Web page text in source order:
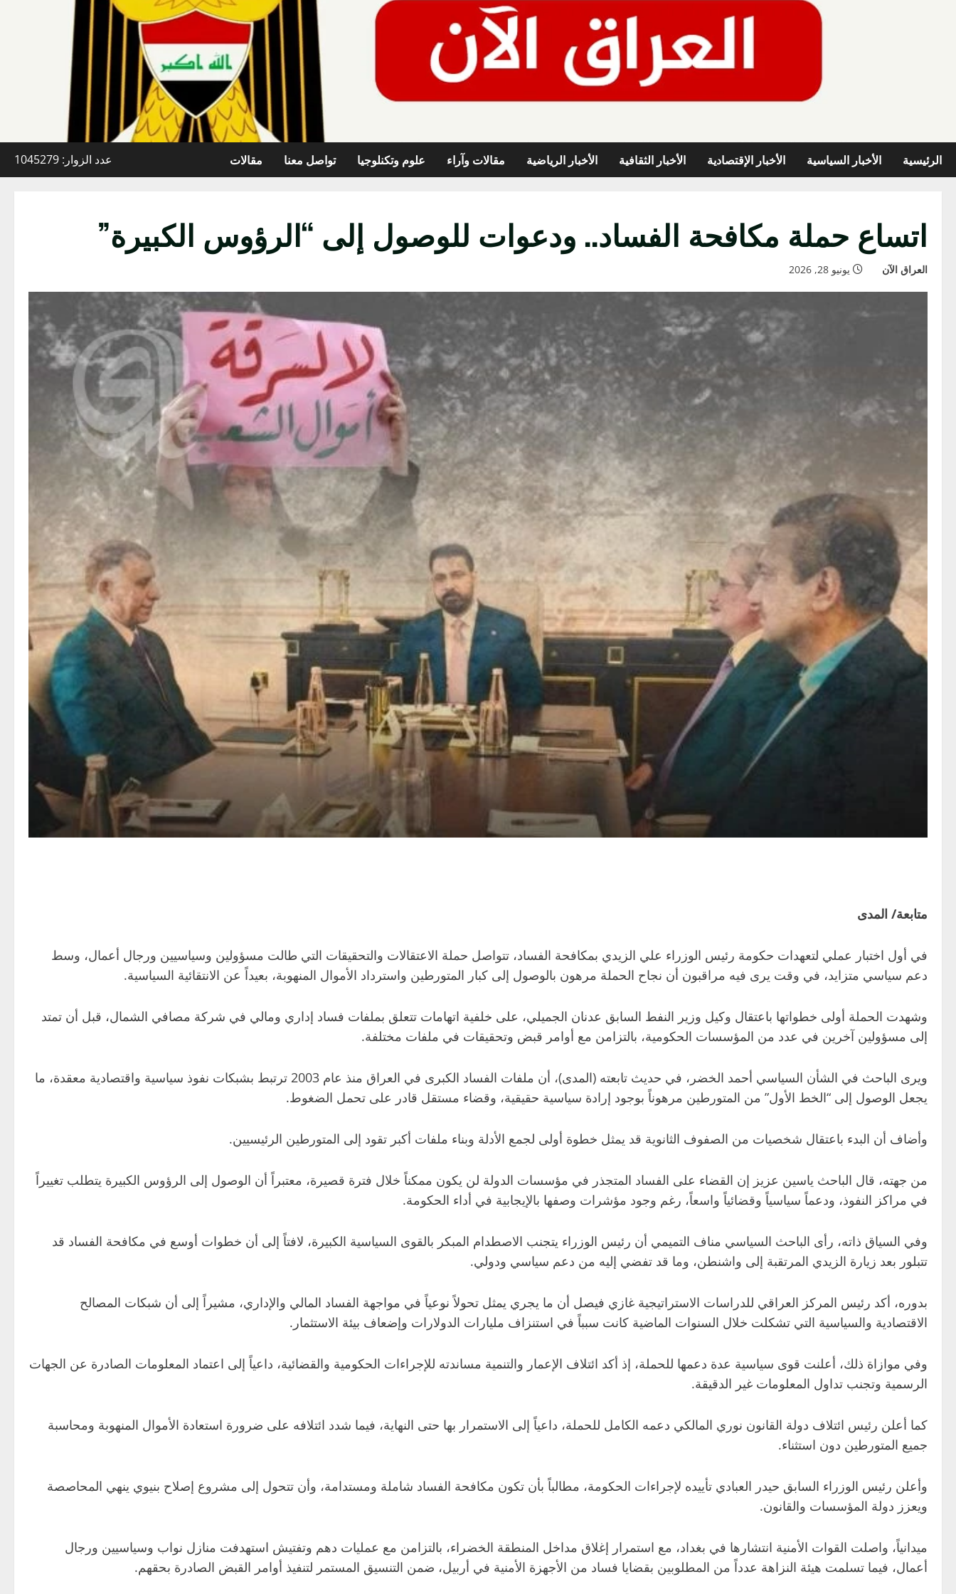
الرئيسية الأخبار السياسية الأخبار الإقتصادية الأخبار الثقافية الأخبار الرياضية مقالات وآراء علوم وتكنلوجيا تواصل معنا مقالات عدد الزوار: 1045279
اتساع حملة مكافحة الفساد.. ودعوات للوصول إلى “الرؤوس الكبيرة”
العراق الآن يونيو 28, 2026
متابعة/ المدى
في أول اختبار عملي لتعهدات حكومة رئيس الوزراء علي الزيدي بمكافحة الفساد، تتواصل حملة الاعتقالات والتحقيقات التي طالت مسؤولين وسياسيين ورجال أعمال، وسط
دعم سياسي متزايد، في وقت يرى فيه مراقبون أن نجاح الحملة مرهون بالوصول إلى كبار المتورطين واسترداد الأموال المنهوبة، بعيداً عن الانتقائية السياسية.
وشهدت الحملة أولى خطواتها باعتقال وكيل وزير النفط السابق عدنان الجميلي، على خلفية اتهامات تتعلق بملفات فساد إداري ومالي في شركة مصافي الشمال، قبل أن تمتد
إلى مسؤولين آخرين في عدد من المؤسسات الحكومية، بالتزامن مع أوامر قبض وتحقيقات في ملفات مختلفة.
ويرى الباحث في الشأن السياسي أحمد الخضر، في حديث تابعته (المدى)، أن ملفات الفساد الكبرى في العراق منذ عام 2003 ترتبط بشبكات نفوذ سياسية واقتصادية معقدة، ما
يجعل الوصول إلى “الخط الأول” من المتورطين مرهوناً بوجود إرادة سياسية حقيقية، وقضاء مستقل قادر على تحمل الضغوط.
وأضاف أن البدء باعتقال شخصيات من الصفوف الثانوية قد يمثل خطوة أولى لجمع الأدلة وبناء ملفات أكبر تقود إلى المتورطين الرئيسيين.
من جهته، قال الباحث ياسين عزيز إن القضاء على الفساد المتجذر في مؤسسات الدولة لن يكون ممكناً خلال فترة قصيرة، معتبراً أن الوصول إلى الرؤوس الكبيرة يتطلب تغييراً
في مراكز النفوذ، ودعماً سياسياً وقضائياً واسعاً، رغم وجود مؤشرات وصفها بالإيجابية في أداء الحكومة.
وفي السياق ذاته، رأى الباحث السياسي مناف التميمي أن رئيس الوزراء يتجنب الاصطدام المبكر بالقوى السياسية الكبيرة، لافتاً إلى أن خطوات أوسع في مكافحة الفساد قد
تتبلور بعد زيارة الزيدي المرتقبة إلى واشنطن، وما قد تفضي إليه من دعم سياسي ودولي.
بدوره، أكد رئيس المركز العراقي للدراسات الاستراتيجية غازي فيصل أن ما يجري يمثل تحولاً نوعياً في مواجهة الفساد المالي والإداري، مشيراً إلى أن شبكات المصالح
الاقتصادية والسياسية التي تشكلت خلال السنوات الماضية كانت سبباً في استنزاف مليارات الدولارات وإضعاف بيئة الاستثمار.
وفي موازاة ذلك، أعلنت قوى سياسية عدة دعمها للحملة، إذ أكد ائتلاف الإعمار والتنمية مساندته للإجراءات الحكومية والقضائية، داعياً إلى اعتماد المعلومات الصادرة عن الجهات
الرسمية وتجنب تداول المعلومات غير الدقيقة.
كما أعلن رئيس ائتلاف دولة القانون نوري المالكي دعمه الكامل للحملة، داعياً إلى الاستمرار بها حتى النهاية، فيما شدد ائتلافه على ضرورة استعادة الأموال المنهوبة ومحاسبة
جميع المتورطين دون استثناء.
وأعلن رئيس الوزراء السابق حيدر العبادي تأييده لإجراءات الحكومة، مطالباً بأن تكون مكافحة الفساد شاملة ومستدامة، وأن تتحول إلى مشروع إصلاح بنيوي ينهي المحاصصة
ويعزز دولة المؤسسات والقانون.
ميدانياً، واصلت القوات الأمنية انتشارها في بغداد، مع استمرار إغلاق مداخل المنطقة الخضراء، بالتزامن مع عمليات دهم وتفتيش استهدفت منازل نواب وسياسيين ورجال
أعمال، فيما تسلمت هيئة النزاهة عدداً من المطلوبين بقضايا فساد من الأجهزة الأمنية في أربيل، ضمن التنسيق المستمر لتنفيذ أوامر القبض الصادرة بحقهم.